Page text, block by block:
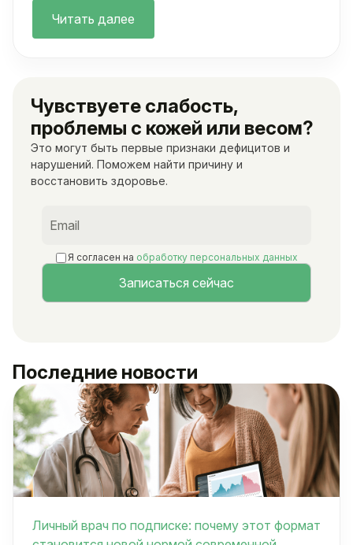
Читать далее
Чувствуете слабость,
проблемы с кожей или весом?
Это могут быть первые признаки дефицитов и
нарушений. Поможем найти причину и
восстановить здоровье.
Я согласен на обработку персональных данных
Последние новости
Личный врач по подписке: почему этот формат